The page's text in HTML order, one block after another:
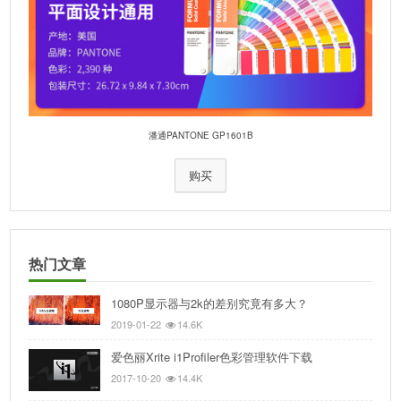
潘通PANTONE GP1601B
购买
热门文章
1080P显示器与2k的差别究竟有多大？
2019-01-22 14.6K
爱色丽Xrite i1Profiler色彩管理软件下载
2017-10-20 14.4K